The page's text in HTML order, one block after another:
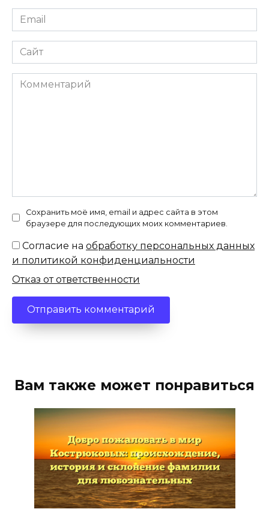
Email
*
Сайт
Комментарий
Сохранить моё имя, email и адрес сайта в этом
браузере для последующих моих комментариев.
Согласие на обработку персональных данных
и политикой конфиденциальности
Отказ от ответственности
Вам также может понравиться